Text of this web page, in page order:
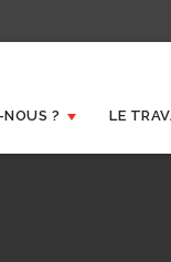
NOUS ? LE